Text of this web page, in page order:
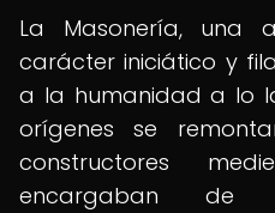
La Masonería, una
carácter iniciático y
a la humanidad a lo
orígenes se
constructores
encargaban de